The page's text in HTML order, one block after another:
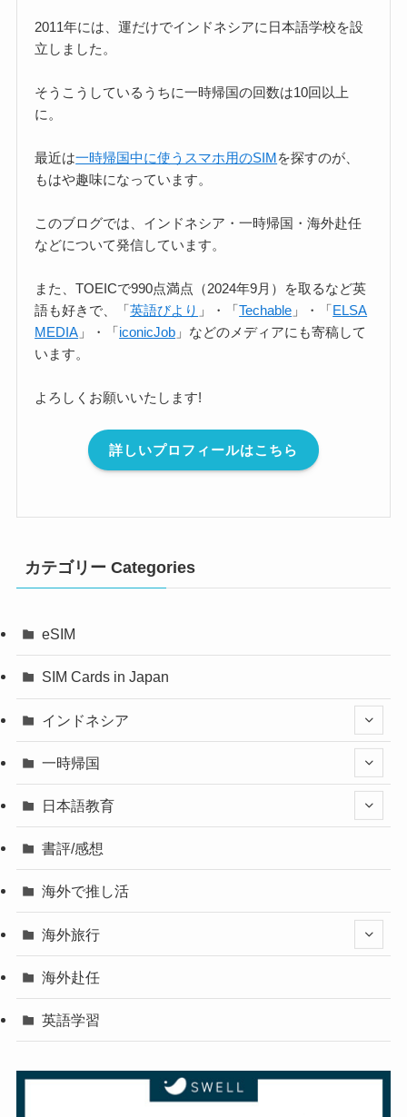
2011年には、運だけでインドネシアに日本語学校を設
立しました。
そうこうしているうちに一時帰国の回数は10回以上
に。
最近は一時帰国中に使うスマホ用のSIMを探すのが、
もはや趣味になっています。
このブログでは、インドネシア・一時帰国・海外赴任
などについて発信しています。
また、TOEICで990点満点（2024年9月）を取るなど英
語も好きで、「英語びより 」・「Techable 」・「ELSA
MEDIA 」・「iconicJob 」などのメディアにも寄稿して
います。
よろしくお願いいたします!
詳しいプロフィールはこちら
カテゴリー Categories
eSIM
SIM Cards in Japan
インドネシア
一時帰国
日本語教育
書評/感想
海外で推し活
海外旅行
海外赴任
英語学習